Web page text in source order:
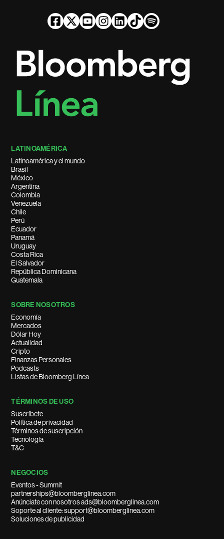
LATINOAMÉRICA
Latinoamérica y el mundo
Brasil
México
Argentina
Colombia
Venezuela
Chile
Perú
Ecuador
Panamá
Uruguay
Costa Rica
El Salvador
República Dominicana
Guatemala
SOBRE NOSOTROS
Economía
Mercados
Dólar Hoy
Actualidad
Cripto
Finanzas Personales
Podcasts
Listas de Bloomberg Línea
TÉRMINOS DE USO
Suscríbete
Política de privacidad
Términos de suscripción
Tecnología
T&C
NEGOCIOS
Eventos - Summit
partnerships@bloomberglinea.com
Anúnciate con nosotros ads@bloomberglinea.com
Soporte al cliente: support@bloomberglinea.com
Soluciones de publicidad